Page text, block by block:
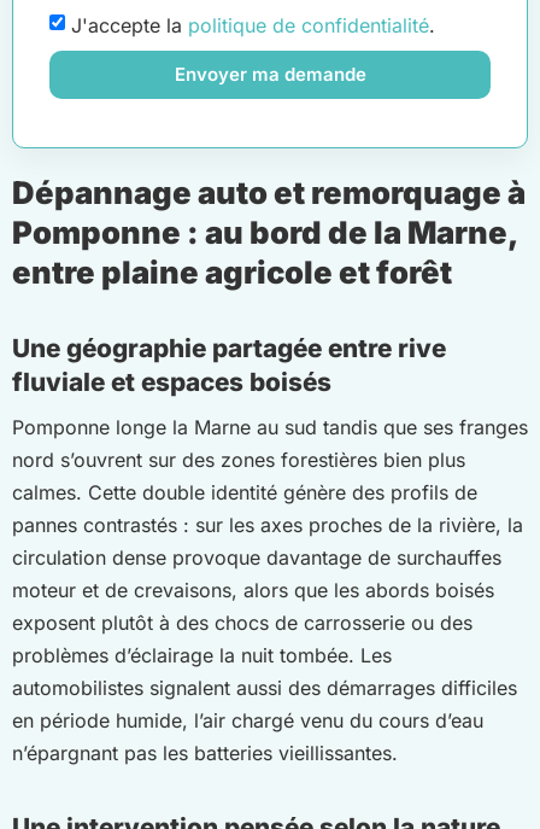
J'accepte la politique de confidentialité.
Envoyer ma demande
Dépannage auto et remorquage à
Pomponne : au bord de la Marne,
entre plaine agricole et forêt
Une géographie partagée entre rive
fluviale et espaces boisés
Pomponne longe la Marne au sud tandis que ses franges
nord s’ouvrent sur des zones forestières bien plus
calmes. Cette double identité génère des profils de
pannes contrastés : sur les axes proches de la rivière, la
circulation dense provoque davantage de surchauffes
moteur et de crevaisons, alors que les abords boisés
exposent plutôt à des chocs de carrosserie ou des
problèmes d’éclairage la nuit tombée. Les
automobilistes signalent aussi des démarrages difficiles
en période humide, l’air chargé venu du cours d’eau
n’épargnant pas les batteries vieillissantes.